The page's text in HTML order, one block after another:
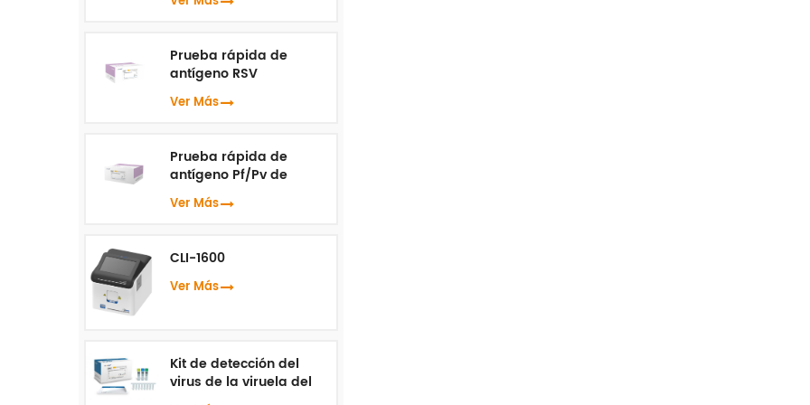
Prueba rápida de
antígeno RSV
Ver Más
Prueba rápida de
antígeno Pf/Pv de
malaria
Ver Más
CLI-1600
Ver Más
Kit de detección del
virus de la viruela del
mono ( PCR en tiempo